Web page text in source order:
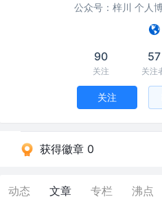
公众号：梓川 个人
90
关注
57
关注
关注
获得徽章 0
动态 文章 专栏 沸点